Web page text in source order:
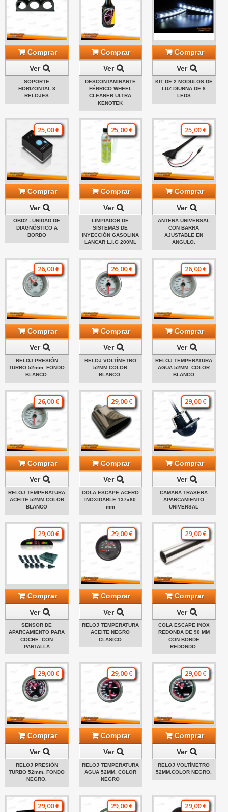
Comprar
Ver
SOPORTE
HORIZONTAL 3
RELOJES
Comprar
Ver
DESCONTAMINANTE
FÉRRICO WHEEL
CLEANER ULTRA
KENOTEK
Comprar
Ver
KIT DE 2 MODULOS DE
LUZ DIURNA DE 8
LEDS
25,00 €
Comprar
Ver
OBD2 - UNIDAD DE
DIAGNÓSTICO A
BORDO
25,00 €
Comprar
Ver
LIMPIADOR DE
SISTEMAS DE
INYECCIÓN GASOLINA
LANCAR L.I.G 200ML
25,00 €
Comprar
Ver
ANTENA UNIVERSAL
CON BARRA
AJUSTABLE EN
ANGULO.
26,00 €
Comprar
Ver
RELOJ PRESIÓN
TURBO 52mm. FONDO
BLANCO.
26,00 €
Comprar
Ver
RELOJ VOLTÍMETRO
52MM.COLOR
BLANCO.
26,00 €
Comprar
Ver
RELOJ TEMPERATURA
AGUA 52MM. COLOR
BLANCO
26,00 €
Comprar
Ver
RELOJ TEMPERATURA
ACEITE 52MM.COLOR
BLANCO
29,00 €
Comprar
Ver
COLA ESCAPE ACERO
INOXIDABLE 137x80
mm
29,00 €
Comprar
Ver
CAMARA TRASERA
APARCAMIENTO
UNIVERSAL
29,00 €
Comprar
Ver
SENSOR DE
APARCAMIENTO PARA
COCHE. CON
PANTALLA
29,00 €
Comprar
Ver
RELOJ TEMPERATURA
ACEITE NEGRO
CLASICO
29,00 €
Comprar
Ver
COLA ESCAPE INOX
REDONDA DE 90 MM
CON BORDE
REDONDO.
29,00 €
Comprar
Ver
RELOJ PRESIÓN
TURBO 52mm. FONDO
NEGRO.
29,00 €
Comprar
Ver
RELOJ TEMPERATURA
AGUA 52MM. COLOR
NEGRO
29,00 €
Comprar
Ver
RELOJ VOLTÍMETRO
52MM.COLOR NEGRO.
29,00 € 29,00 € 29,00 €